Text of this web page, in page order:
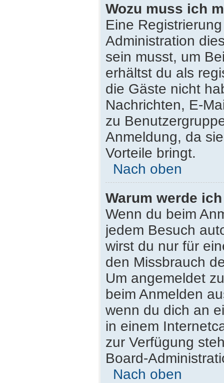
Wozu muss ich
Eine
Administration
sein musst, um
erhältst du als
die Gäste nicht
Nachrichten, E-
zu
Anmeldung, da
Vorteile bringt.
Nach oben
Warum werde
Wenn du beim
jedem Besuch
wirst du nur für
den Missbrauch
Um angemeldet
beim Anmelden
wenn du dich an
in einem
zur Verfügung
Board-
Nach oben